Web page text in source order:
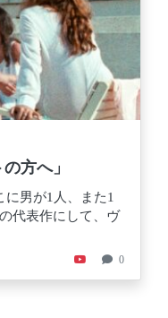
方へ」
男が1人、また1
代表作にして、ヴ
0